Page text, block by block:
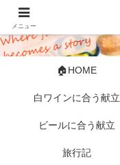
🏠HOME
白ワインに合う献立
ビールに合う献立
旅行記
メニュー